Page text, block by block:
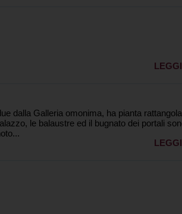
dalla Galleria omonima, ha pianta
le balaustre ed il bugnato dei portali